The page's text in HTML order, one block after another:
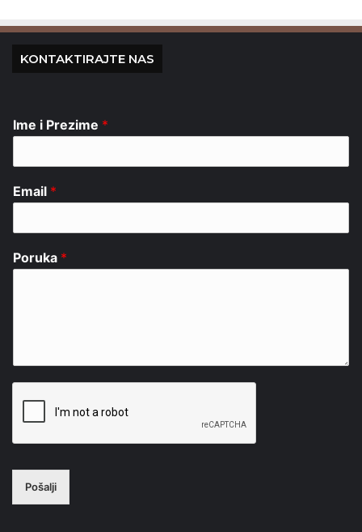
KONTAKTIRAJTE NAS
Ime i Prezime *
Email *
Poruka *
Pošalji